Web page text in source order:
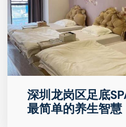
深圳龙岗区足底
最简单的养生智慧